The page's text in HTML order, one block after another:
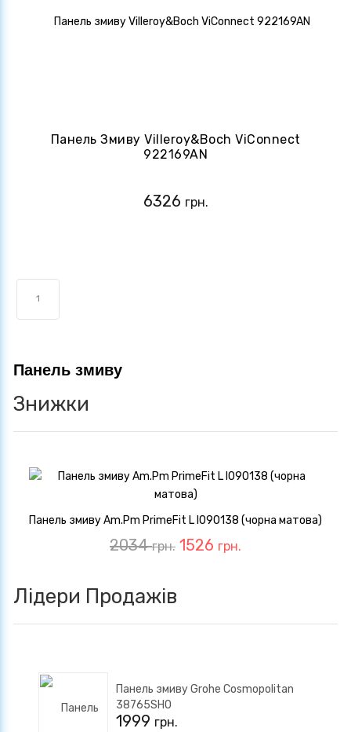
Панель Змиву Villeroy&Boch ViConnect
922169AN
6326 грн.
1
Панель змиву
Знижки
Панель змиву Am.Pm PrimeFit L I090138 (чорна матова)
2034грн. 1526 грн.
Лідери Продажів
Панель змиву Grohe Cosmopolitan
38765SH0
1999 грн.